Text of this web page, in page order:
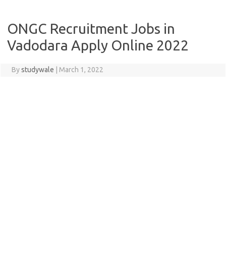
ONGC Recruitment Jobs in
Vadodara Apply Online 2022
Bystudywale March 1, 2022